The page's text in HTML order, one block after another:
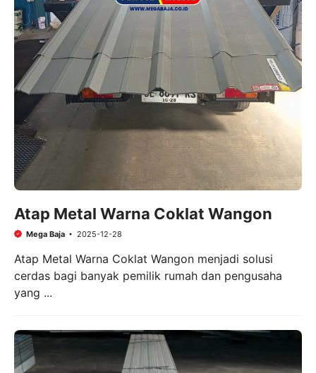
Atap Metal Warna Coklat Wangon
Mega Baja 2025-12-28
Atap Metal Warna Coklat Wangon menjadi solusi
cerdas bagi banyak pemilik rumah dan pengusaha
yang ...